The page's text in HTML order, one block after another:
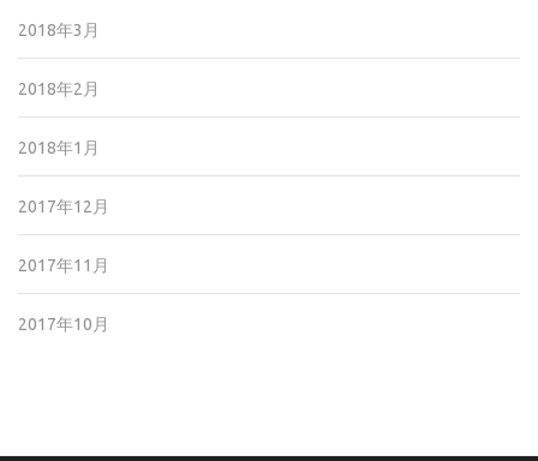
2018年3月
2018年2月
2018年1月
2017年12月
2017年11月
2017年10月